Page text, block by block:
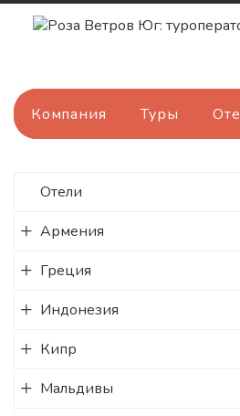
Компания Туры
Отели
Армения
Греция
Индонезия
Кипр
Мальдивы